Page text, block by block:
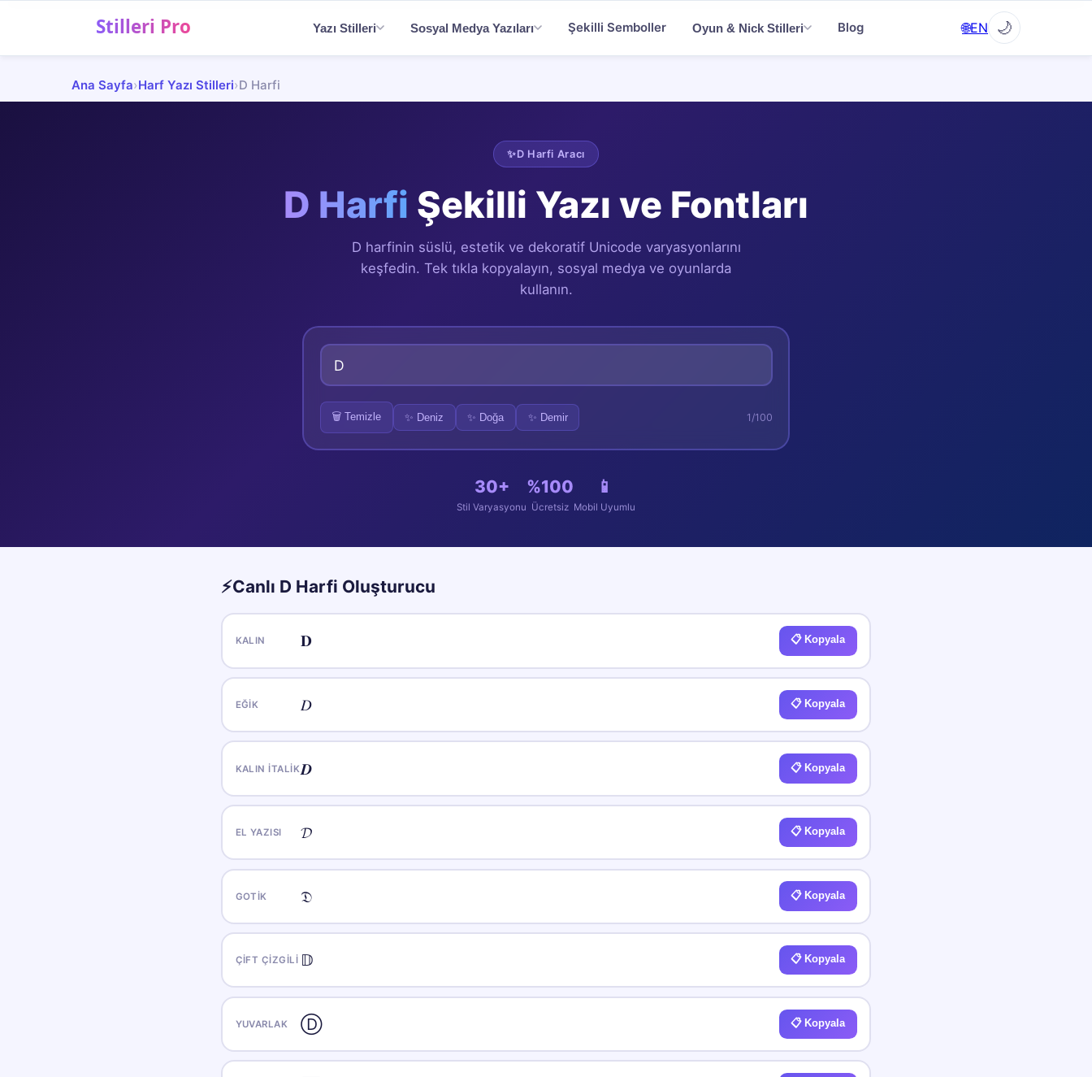
Yazı Stilleri Sosyal Medya Yazıları Şekilli Semboller Oyun & Nick Stilleri Blog 🌐EN 🌙
Yazı Stilleri
Ana Sayfa›Harf Yazı Stilleri›D Harfi
✨D Harfi Aracı
D Harfi Şekilli Yazı ve Fontları
D harfinin süslü, estetik ve dekoratif Unicode varyasyonlarını
keşfedin. Tek tıkla kopyalayın, sosyal medya ve oyunlarda
kullanın.
🗑️ Temizle ✨ Deniz ✨ Doğa ✨ Demir 1 /100
30+
Stil Varyasyonu
%100
Ücretsiz
📱
Mobil Uyumlu
⚡Canlı D Harfi Oluşturucu
KALIN 𝐃 📋 Kopyala
EĞIK 𝐷 📋 Kopyala
KALIN İTALIK 𝑫 📋 Kopyala
EL YAZISI 𝓓 📋 Kopyala
GOTIK 𝔇 📋 Kopyala
ÇIFT ÇIZGILI 𝔻 📋 Kopyala
YUVARLAK Ⓓ 📋 Kopyala